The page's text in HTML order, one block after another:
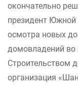
окончательно
президент Южной
осмотра новых
домовладений во
Строительством
организация